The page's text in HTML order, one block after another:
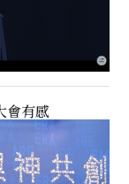
會有感